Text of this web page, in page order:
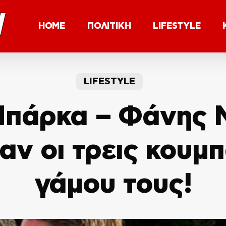
HOME ΠΟΛΙΤΙΚΗ LIFESTYLE
LIFESTYLE
– Φάνης
οι τρεις
γάμου τους!